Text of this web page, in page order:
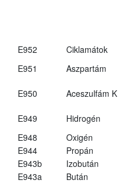
E952 Ciklamátok
E951
Aszpartám
E950
Aceszulfám K
E949
Hidrogén
E948
Oxigén
E944
Propán
E943b
Izobután
E943a
Bután